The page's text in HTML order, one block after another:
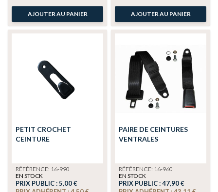
AJOUTER AU PANIER AJOUTER AU PANIER
PETIT CROCHET
CEINTURE
RÉFÉRENCE: 16-990
EN STOCK
PRIX PUBLIC :5,00 €
PAIRE DE CEINTURES
VENTRALES
RÉFÉRENCE: 16-960
EN STOCK
PRIX PUBLIC :47,90 €